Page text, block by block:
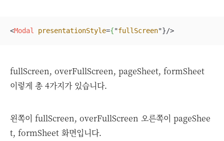
<Modal presentationStyle={"fullScreen"}/>
fullScreen, overFullScreen, pageSheet, formSheet
이렇게 총 4가지가 있습니다.
왼쪽이 fullScreen, overFullScreen 오른쪽이 pageShee
t, formSheet 화면입니다.